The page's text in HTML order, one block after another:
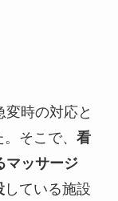
時の対応と
そこで、 看
マッサージ
している施設